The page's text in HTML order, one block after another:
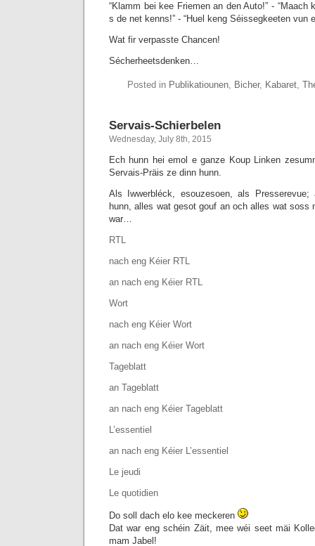
“Klamm bei kee Friemen an den Auto!” - “Maach
s de net kenns!” - “Huel keng Séissegkeeten vun
Wat fir verpasste Chancen!
Sécherheetsdenken…
Posted in Publikatiounen, Bicher, Kabaret,
Servais-Schierbelen
Wednesday, July 8th, 2015
Ech hunn hei emol e ganze Koup Linken
Servais-Präis ze dinn hunn.
Als Iwwerbléck, esouzesoen, als
hunn, alles wat gesot gouf an och alles wat soss
war…
RTL
nach eng Kéier RTL
an nach eng Kéier RTL
Wort
nach eng Kéier Wort
an nach eng Kéier Wort
Tageblatt
an Tageblatt
an nach eng Kéier Tageblatt
L’essentiel
an nach eng Kéier L’essentiel
Le jeudi
Le quotidien
Do soll dach elo kee meckeren
Dat war eng schéin Zäit, mee wéi seet mäi
mam Jabel!